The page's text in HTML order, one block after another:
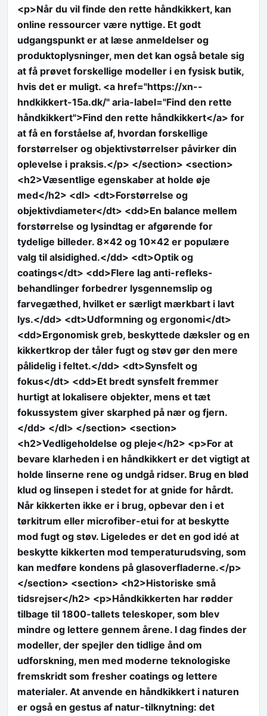
<p>Når du vil finde den rette håndkikkert, kan
online ressourcer være nyttige. Et godt
udgangspunkt er at læse anmeldelser og
produktoplysninger, men det kan også betale sig
at få prøvet forskellige modeller i en fysisk butik,
hvis det er muligt. <a href="https://xn--
hndkikkert-15a.dk/" aria-label="Find den rette
håndkikkert">Find den rette håndkikkert</a> for
at få en forståelse af, hvordan forskellige
forstørrelser og objektivstørrelser påvirker din
oplevelse i praksis.</p> </section> <section>
<h2>Væsentlige egenskaber at holde øje
med</h2> <dl> <dt>Forstørrelse og
objektivdiameter</dt> <dd>En balance mellem
forstørrelse og lysindtag er afgørende for
tydelige billeder. 8×42 og 10×42 er populære
valg til alsidighed.</dd> <dt>Optik og
coatings</dt> <dd>Flere lag anti-refleks-
behandlinger forbedrer lysgennemslip og
farvegæthed, hvilket er særligt mærkbart i lavt
lys.</dd> <dt>Udformning og ergonomi</dt>
<dd>Ergonomisk greb, beskyttede dæksler og en
kikkertkrop der tåler fugt og støv gør den mere
pålidelig i feltet.</dd> <dt>Synsfelt og
fokus</dt> <dd>Et bredt synsfelt fremmer
hurtigt at lokalisere objekter, mens et tæt
fokussystem giver skarphed på nær og fjern.
</dd> </dl> </section> <section>
<h2>Vedligeholdelse og pleje</h2> <p>For at
bevare klarheden i en håndkikkert er det vigtigt at
holde linserne rene og undgå ridser. Brug en blød
klud og linsepen i stedet for at gnide for hårdt.
Når kikkerten ikke er i brug, opbevar den i et
tørkitrum eller microfiber-etui for at beskytte
mod fugt og støv. Ligeledes er det en god idé at
beskytte kikkerten mod temperaturudsving, som
kan medføre kondens på glasoverfladerne.</p>
</section> <section> <h2>Historiske små
tidsrejser</h2> <p>Håndkikkerten har rødder
tilbage til 1800-tallets teleskoper, som blev
mindre og lettere gennem årene. I dag findes der
modeller, der spejler den tidlige ånd om
udforskning, men med moderne teknologiske
fremskridt som fresher coatings og lettere
materialer. At anvende en håndkikkert i naturen
er også en gestus af natur-tilknytning: det